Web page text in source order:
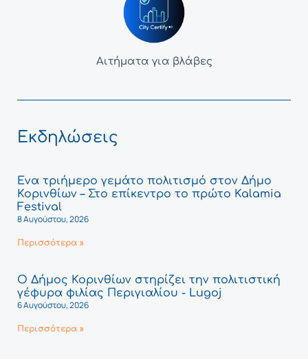
Αιτήματα για βλάβες
Εκδηλώσεις
Ένα τριήμερο γεμάτο πολιτισμό στον Δήμο
Κορινθίων – Στο επίκεντρο το πρώτο Kalamia
Festival
8 Αυγούστου, 2026
Περισσότερα »
Ο Δήμος Κορινθίων στηρίζει την πολιτιστική
γέφυρα φιλίας Περιγιαλίου - Lugoj
6 Αυγούστου, 2026
Περισσότερα »